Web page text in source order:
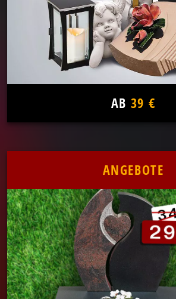
AB 39 €
ANGEBOTE